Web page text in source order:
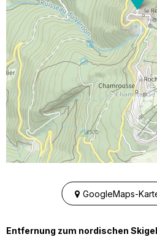
GoogleMaps-
Entfernung zum nordischen